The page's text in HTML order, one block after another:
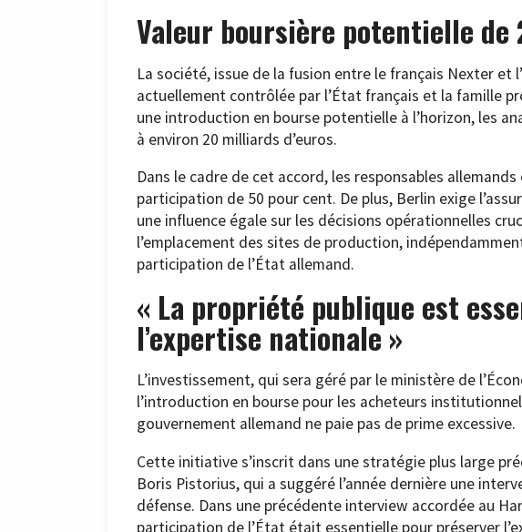
Valeur boursière potentielle de
La société, issue de la fusion entre le français Nexter et
actuellement contrôlée par l’État français et la famille
une introduction en bourse potentielle à l’horizon, les
à environ 20 milliards d’euros.
Dans le cadre de cet accord, les responsables
participation de 50 pour cent. De plus, Berlin exige
une influence égale sur les décisions opérationnelles
l’emplacement des sites de production,
participation de l’État allemand.
« La propriété publique est
l’expertise nationale »
L’investissement, qui sera géré par le ministère de
l’introduction en bourse pour les acheteurs
gouvernement allemand ne paie pas de prime excessive.
Cette initiative s’inscrit dans une stratégie plus large
Boris Pistorius, qui a suggéré l’année dernière une
défense. Dans une précédente interview accordée au
participation de l’État était essentielle pour préserver